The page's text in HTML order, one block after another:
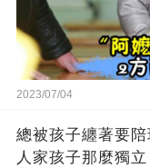
2023/07/04
總被孩子纏著要
人家孩子那麼獨立